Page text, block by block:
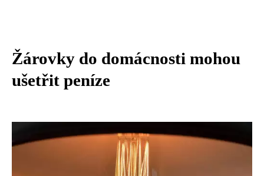
Žárovky do domácnosti mohou
ušetřit peníze